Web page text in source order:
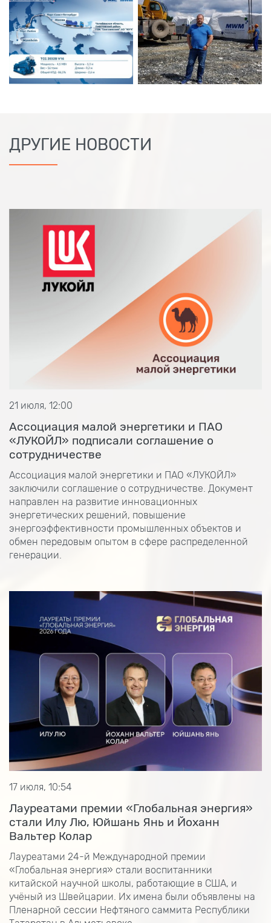
ДРУГИЕ НОВОСТИ
21 июля, 12:00
Ассоциация малой энергетики и ПАО
«ЛУКОЙЛ» подписали соглашение о
сотрудничестве
Ассоциация малой энергетики и ПАО «ЛУКОЙЛ»
заключили соглашение о сотрудничестве. Документ
направлен на развитие инновационных
энергетических решений, повышение
энергоэффективности промышленных объектов и
обмен передовым опытом в сфере распределенной
генерации.
17 июля, 10:54
Лауреатами премии «Глобальная энергия»
стали Илу Лю, Юйшань Янь и Йоханн
Вальтер Колар
Лауреатами 24-й Международной премии
«Глобальная энергия» стали воспитанники
китайской научной школы, работающие в США, и
учёный из Швейцарии. Их имена были объявлены на
Пленарной сессии Нефтяного саммита Республики